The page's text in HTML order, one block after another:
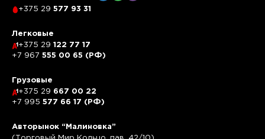
+375 29 577 93 31
Легковые
+375 29 122 77 17
+7 967 555 00 65 (РФ)
Грузовые
+375 29 667 00 22
+7 995 577 66 17 (РФ)
Авторынок “Малиновка”